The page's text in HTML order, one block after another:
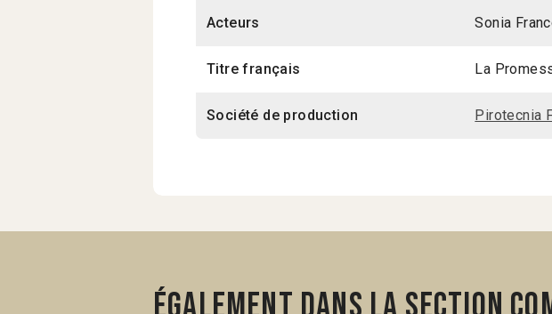
Acteurs Sonia
Titre français La
Société de production Pirotecnia